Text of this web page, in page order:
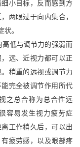
小目标，反而感到方
两眼过于向内集合，
状。
低与调节力的强弱而
远、近视力都可以正
稍重的远视或调节力
完全被调节作用所代
之总合称为总合性远
容易发生视力疲劳症
工作稍久后，可以出
疲劳感，以及眼部疼